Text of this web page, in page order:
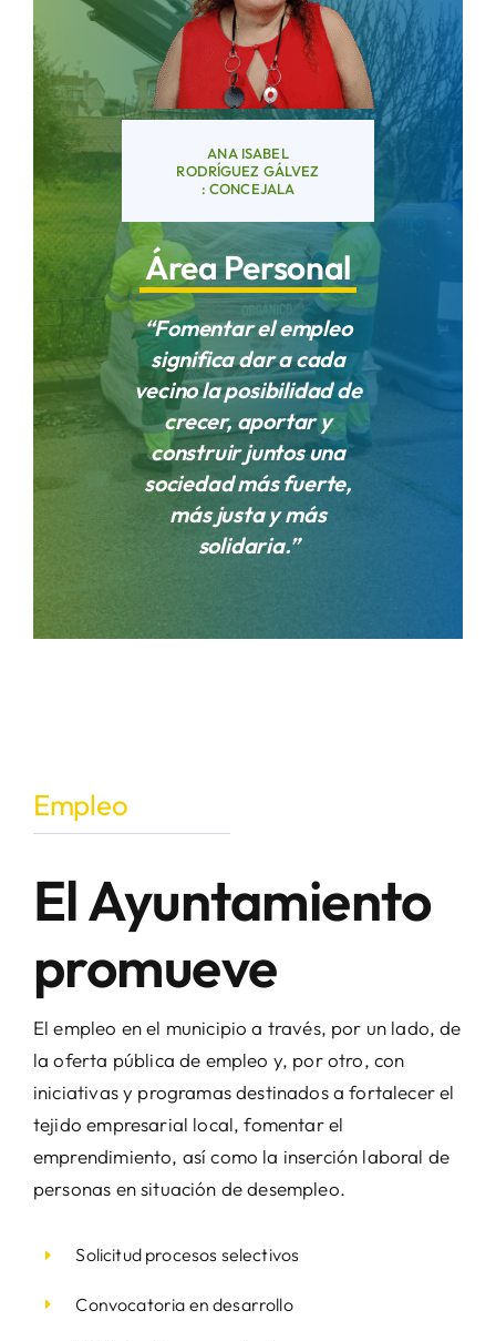
Áreas
Sede Electrónica
Contacto
Buscar:
ANA ISABEL
RODRÍGUEZ GÁLVEZ
: CONCEJALA
Área Personal
“Fomentar el empleo
significa dar a cada
vecino la posibilidad de
crecer, aportar y
construir juntos una
sociedad más fuerte,
más justa y más
solidaria.”
Empleo
El Ayuntamiento
promueve
El empleo en el municipio a través, por un lado, de
la oferta pública de empleo y, por otro, con
iniciativas y programas destinados a fortalecer el
tejido empresarial local, fomentar el
emprendimiento, así como la inserción laboral de
personas en situación de desempleo.
Solicitud procesos selectivos
Convocatoria en desarrollo